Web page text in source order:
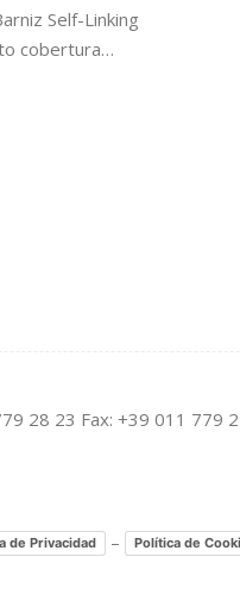
Self-Linking
cobertura…
28 23 Fax: +39 011 779
de Privacidad – Política de